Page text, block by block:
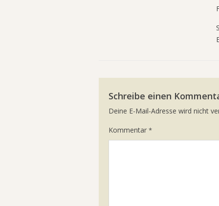
Schreibe einen
Deine E-Mail-Adresse wird nicht
Kommentar *